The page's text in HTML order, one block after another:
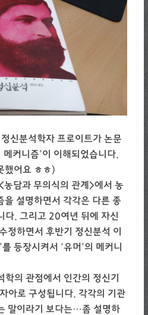
신분석학자 프로이트가 논문
커니즘’이 이해되었습니다.
했어요 ㅎㅎ)
농담과 무의식의 관계>에서 농
을 설명하면서 각각은 다른 종
다. 그리고 20여년 뒤에 자신
정하면서 후반기 정신분석 이
등장시켜서 ‘유머’의 메커니
의 관점에서 인간의 정신기
아로 구성됩니다. 각각의 기관
말이라기 보다는…좀 설명하